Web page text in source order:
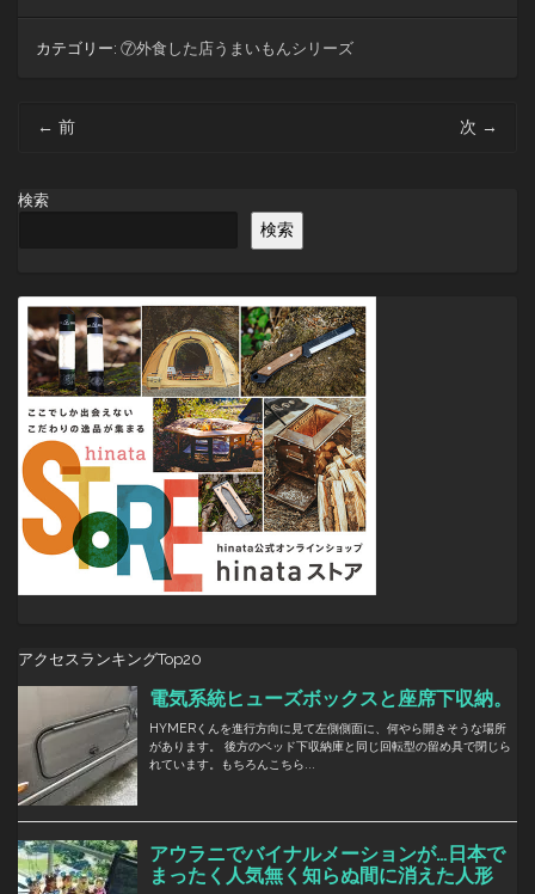
カテゴリー: ⑦外食した店うまいもんシリーズ
ビ
ゲ
← 前 次 →
検索
検索
アクセスランキングTop20